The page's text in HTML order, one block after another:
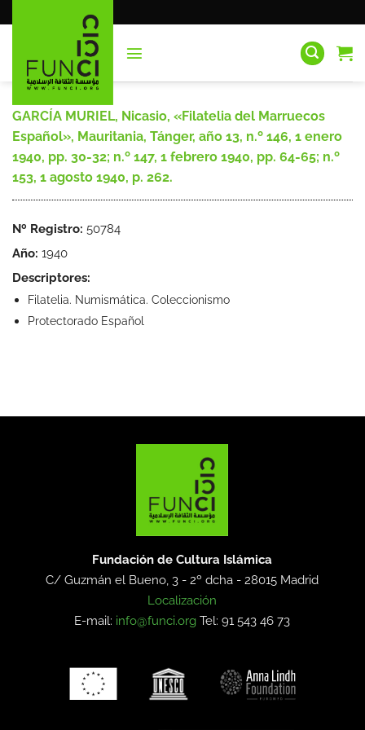
al
GARCÍA MURIEL, Nicasio, «Filatelia del Marruecos
Español», Mauritania, Tánger, año 13, n.º 146, 1 enero
1940, pp. 30-32; n.º 147, 1 febrero 1940, pp. 64-65; n.º
153, 1 agosto 1940, p. 262.
Nº Registro: 50784
Año: 1940
Descriptores:
Filatelia. Numismática. Coleccionismo
Protectorado Español
Fundación de Cultura Islámica
C/ Guzmán el Bueno, 3 - 2º dcha -28015 Madrid
Localización
E-mail: info@funci.org Tel: 91 543 46 73